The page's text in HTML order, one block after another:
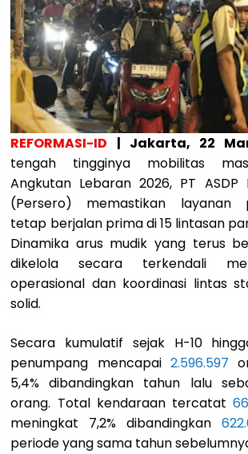
REFORMASI-ID | Jakarta, 22
tengah tingginya mobilitas
Angkutan Lebaran 2026, PT ASDP
(Persero) memastikan layanan
tetap berjalan prima di 15 lintasan
Dinamika arus mudik yang terus
dikelola secara terkendali
operasional dan koordinasi lintas
solid.
Secara kumulatif sejak H-10
penumpang mencapai 2.596.597
5,4% dibandingkan tahun lalu
orang. Total kendaraan tercatat
meningkat 7,2% dibandingkan
periode yang sama tahun